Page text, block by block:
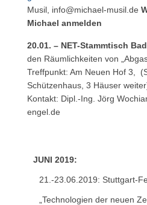
Musil, info@michael-musil.de
Michael anmelden
20.01. – NET-Stammtisch
den Räumlichkeiten von
Treffpunkt: Am Neuen Hof 3,
Schützenhaus, 3 Häuser
Kontakt: Dipl.-Ing. Jörg
engel.de
JUNI 2019:
21.-23.06.2019: Stuttgart-
„Technologien der neuen